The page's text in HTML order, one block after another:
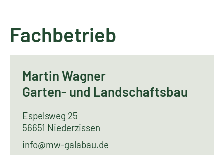
Fachbetrieb
Martin Wagner
Garten- und Landschaftsbau
Espelsweg 25
56651 Niederzissen
info@mw-galabau.de